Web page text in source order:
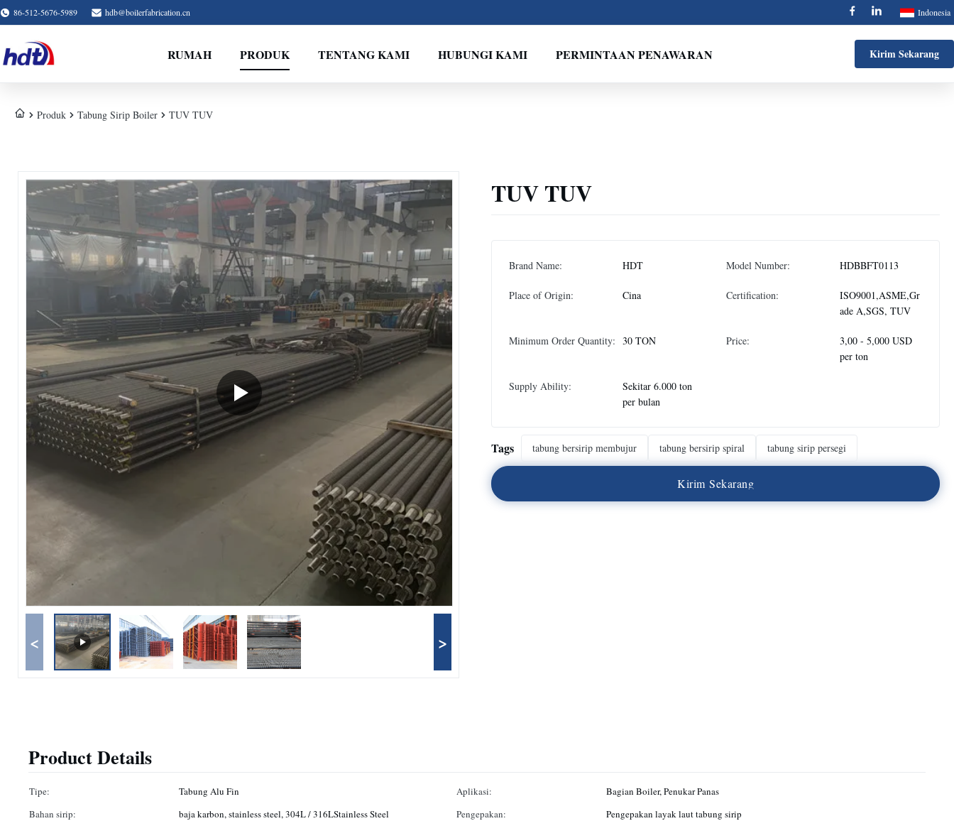
86-512-5676-5989 hdb@boilerfabrication.cn Indonesia
RUMAH PRODUK TENTANG KAMI HUBUNGI KAMI PERMINTAAN PENAWARAN Kirim Sekarang
Produk Tabung Sirip Boiler TUV TUV
< >
TUV TUV
Brand Name: HDT Model Number: HDBBFT0113
Place of Origin: Cina Certification:
ISO9001,ASME,Gr
ade A,SGS, TUV
Minimum Order Quantity: 30 TON Price:
3,00 - 5,000 USD
per ton
Supply Ability:
Sekitar 6.000 ton
per bulan
Tags tabung bersirip membujur tabung bersirip spiral tabung sirip persegi
Kirim Sekarang
Product Details
Tipe: Tabung Alu Fin Aplikasi:
Bagian Boiler, Penukar Panas
Bahan sirip:
baja karbon, stainless steel, 304L / 316LStainless Steel Pengepakan:
Pengepakan layak laut tabung sirip